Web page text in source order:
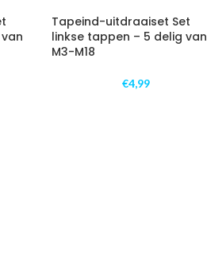
Tapeind-uitdraaiset Set
linkse tappen – 5 delig van
M3-M18
€4,99